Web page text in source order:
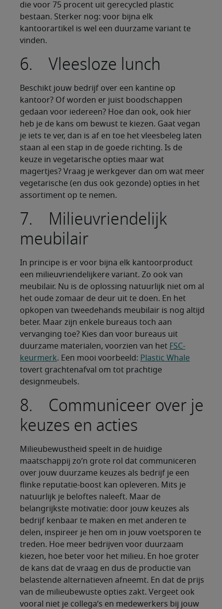
die voor 75 procent uit gerecycled plastic
bestaan. Sterker nog: voor bijna elk
kantoorartikel is wel een duurzame variant te
vinden.
6. Vleesloze lunch
Beschikt jouw bedrijf over een kantine op
kantoor? Of worden er juist boodschappen
gedaan voor iedereen? Hoe dan ook, ook hier
heb je de kans om bewust te kiezen. Gaat vegan
je iets te ver, dan is af en toe het vleesbeleg laten
staan al een stap in de goede richting. Is de
keuze in vegetarische opties maar wat
magertjes? Vraag je werkgever dan om wat meer
vegetarische (en dus ook gezonde) opties in het
assortiment op te nemen.
7. Milieuvriendelijk
meubilair
In principe is er voor bijna elk kantoorproduct
een milieuvriendelijkere variant. Zo ook van
meubilair. Nu is de oplossing natuurlijk niet om al
het oude zomaar de deur uit te doen. En het
opkopen van tweedehands meubilair is nog altijd
beter. Maar zijn enkele bureaus toch aan
vervanging toe? Kies dan voor bureaus uit
duurzame materialen, voorzien van het FSC-
keurmerk. Een mooi voorbeeld: Plastic Whale
tovert grachtenafval om tot prachtige
designmeubels.
8. Communiceer over je
keuzes en acties
Milieubewustheid speelt in de huidige
maatschappij zo’n grote rol dat communiceren
over jouw duurzame keuzes als bedrijf je een
flinke reputatie-boost kan opleveren. Mits je
natuurlijk je beloftes naleeft. Maar de
belangrijkste motivatie: door jouw keuzes als
bedrijf kenbaar te maken en met anderen te
delen, inspireer je hen om in jouw voetsporen te
treden. Hoe meer bedrijven voor duurzaam
kiezen, hoe beter voor het milieu. En hoe groter
de kans dat de vraag en dus de productie van
belastende alternatieven afneemt. En dat de prijs
van de milieubewuste opties zakt. Vergeet ook
vooral niet je collega’s en medewerkers bij jouw